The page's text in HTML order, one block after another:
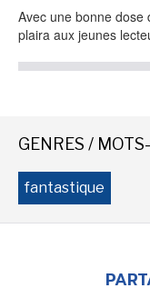
Avec une bonne
plaira aux jeunes
GENRES /
fantastique